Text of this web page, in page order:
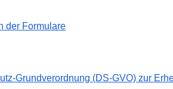
der Formulare
Grundverordnung (DS-GVO) zur